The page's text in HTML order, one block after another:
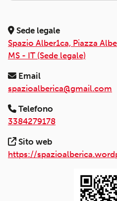
Sede legale
Spazio Alber1ca, Piazza
MS - IT (Sede legale)
Email
spazioalberica@gmail.com
Telefono
3384279178
Sito web
https://